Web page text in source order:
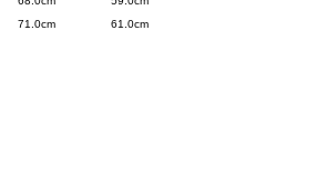
71.0cm 61.0cm